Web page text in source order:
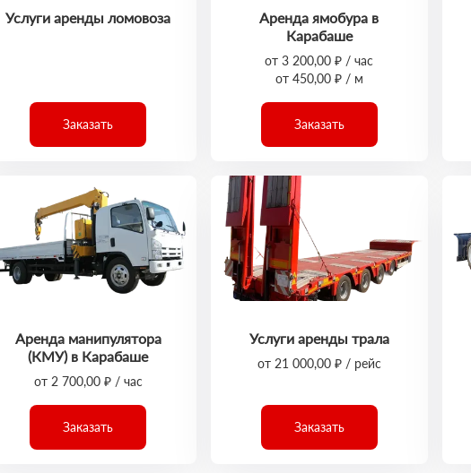
Услуги аренды ломовоза
Заказать
Аренда ямобура в
Карабаше
от 3 200,00 ₽ / час
от 450,00 ₽ / м
Заказать
Аренда манипулятора
(КМУ) в Карабаше
от 2 700,00 ₽ / час
Заказать
Услуги аренды трала
от 21 000,00 ₽ / рейс
Заказать